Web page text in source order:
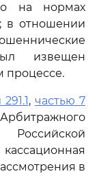
на нормах
в отношении
извещен
процессе.
, частью 7
в